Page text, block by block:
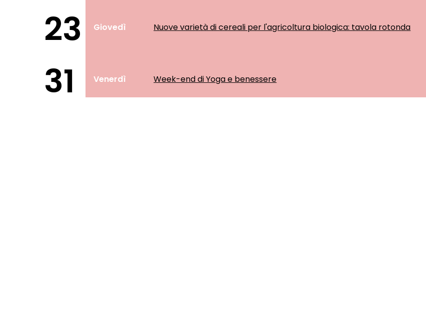
23 Giovedì Nuove varietà di cereali per l'agricoltura biologica: tavola rotonda
31 Venerdì Week-end di Yoga e benessere